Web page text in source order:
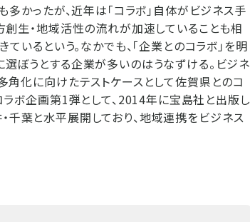
かったが、近年は「コラボ」自体がビジネス手
生・地域活性の流れが加速していることも相
いるという。なかでも、「企業とのコラボ」を明
ぼうとする企業が多いのはうなずける。ビジネ
化に向けたテストケースとして佐賀県とのコ
ボ企画第1弾として、2014年に宝島社と出版し
・千葉と水平展開しており、地域連携をビジネス